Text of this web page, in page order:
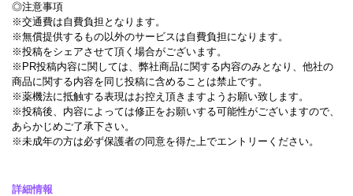
◎注意事項
※交通費は自費負担となります。
※無償提供するもの以外のサービスは自費負担になります。
※投稿をシェアさせて頂く場合がございます。
※PR投稿内容に関しては、弊社商品に関する内容のみとなり、他社の
商品に関する内容を同じ投稿に含めることは禁止です。
※薬機法に抵触する表現はお控え頂きますようお願い致します。
※投稿後、内容によっては修正をお願いする可能性がございますので、
あらかじめご了承下さい。
※未成年の方は必ず保護者の同意を得た上でエントリーください。
詳細情報